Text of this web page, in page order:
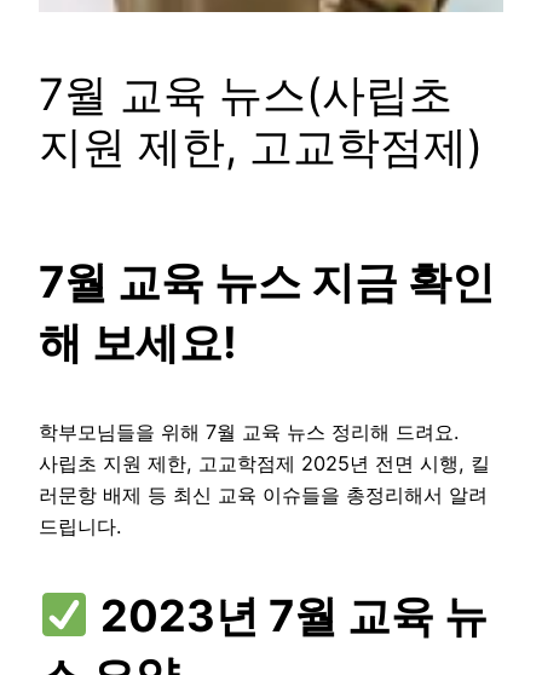
7월 교육 뉴스(사립초
지원 제한, 고교학점제)
7월 교육 뉴스 지금 확인
해 보세요!
학부모님들을 위해 7월 교육 뉴스 정리해 드려요.
사립초 지원 제한, 고교학점제 2025년 전면 시행, 킬
러문항 배제 등 최신 교육 이슈들을 총정리해서 알려
드립니다.
2023년 7월 교육 뉴